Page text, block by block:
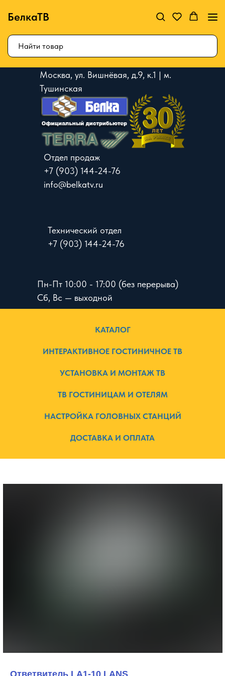
БелкаТВ
Москва, ул. Вишнёвая, д.9, к.1 | м.
Тушинская
Отдел продаж
+7 (903) 144-24-76
info@belkatv.ru
Пн-Пт 10:00 - 17:00 (без перерыва)
Сб, Вс — выходной
Технический отдел
+7 (903) 144-24-76
КАТАЛОГ
ИНТЕРАКТИВНОЕ ГОСТИНИЧНОЕ ТВ
УСТАНОВКА И МОНТАЖ ТВ
ТВ ГОСТИНИЦАМ И ОТЕЛЯМ
НАСТРОЙКА ГОЛОВНЫХ СТАНЦИЙ
ДОСТАВКА И ОПЛАТА
Ответвитель LA1-10 LANS